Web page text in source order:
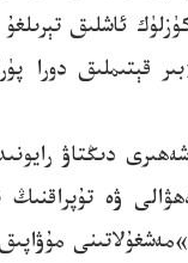
ۋە تۇپراقنىڭ